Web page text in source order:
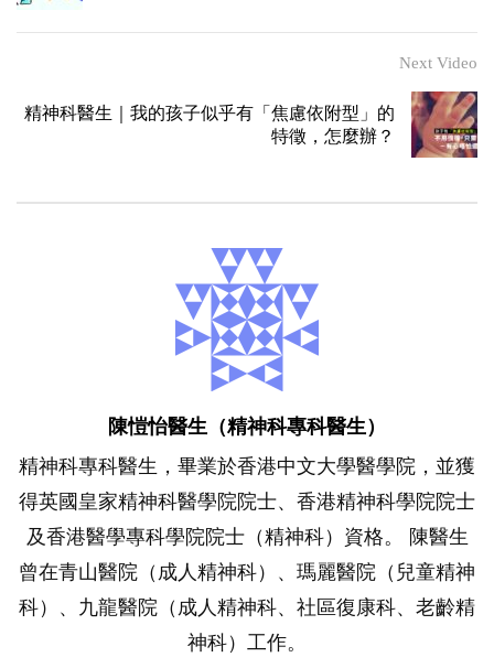
Next Video
精神科醫生｜我的孩子似乎有「焦慮依附型」的
特徵，怎麼辦？
陳愷怡醫生（精神科專科醫生）
精神科專科醫生，畢業於香港中文大學醫學院，並獲
得英國皇家精神科醫學院院士、香港精神科學院院士
及香港醫學專科學院院士（精神科）資格。 陳醫生
曾在青山醫院（成人精神科）、瑪麗醫院（兒童精神
科）、九龍醫院（成人精神科、社區復康科、老齡精
神科）工作。